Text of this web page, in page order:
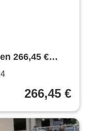
266,45 €
266,45 €